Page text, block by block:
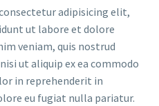
adipisicing elit,
ut labore et dolore
veniam, quis nostrud
ut aliquip ex ea commodo
in reprehenderit in
eu fugiat nulla pariatur.